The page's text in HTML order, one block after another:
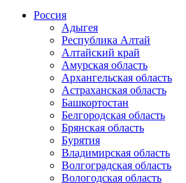
Россия
Адыгея
Республика Алтай
Алтайский край
Амурская область
Архангельская область
Астраханская область
Башкортостан
Белгородская область
Брянская область
Бурятия
Владимирская область
Волгоградская область
Вологодская область